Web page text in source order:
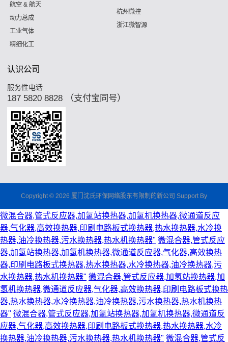
航空 & 航天
动力总成
工业气体
精细化工
杭州微控
浙江微智源
认识公司
服务性电话
187 5820 8828 （支付宝同号）
Copyright © 2026 厦门沈氏环保网络股东有限制的新公司 Support By
微混合器,管式反应器,加氢站换热器,加氢机换热器,微通道反应
器,气化器,高效换热器,印刷电路板式换热器,热水换热器,水冷换
热器,油冷换热器,污水换热器,热水机换热器" 微混合器,管式反应
器,加氢站换热器,加氢机换热器,微通道反应器,气化器,高效换热
器,印刷电路板式换热器,热水换热器,水冷换热器,油冷换热器,污
水换热器,热水机换热器" 微混合器,管式反应器,加氢站换热器,加
氢机换热器,微通道反应器,气化器,高效换热器,印刷电路板式换热
器,热水换热器,水冷换热器,油冷换热器,污水换热器,热水机换热
器" 微混合器,管式反应器,加氢站换热器,加氢机换热器,微通道反
应器,气化器,高效换热器,印刷电路板式换热器,热水换热器,水冷
换热器,油冷换热器,污水换热器,热水机换热器" 微混合器,管式反